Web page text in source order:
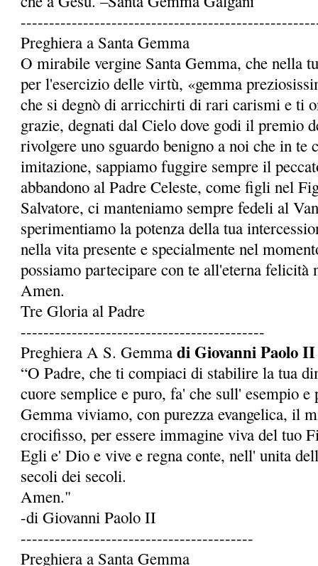
Preghiera a Santa Gemma
O mirabile vergine Santa Gemma, che nella
per l'esercizio delle virtù, «gemma
che si degnò di arricchirti di rari carismi e ti
grazie, degnati dal Cielo dove godi il premio
rivolgere uno sguardo benigno a noi che in te
imitazione, sappiamo fuggire sempre il
abbandono al Padre Celeste, come figli nel
Salvatore, ci manteniamo sempre fedeli al
sperimentiamo la potenza della tua
nella vita presente e specialmente nel
possia­mo partecipare con te all'eterna felicità
Amen.
Tre Gloria al Padre
-------------------------------------------
Preghiera A S. Gemmadi Giovanni Paolo II
“O Padre, che ti compiaci di stabilire la tua
cuore semplice e puro, fa' che sull' esempio
Gemma viviamo, con purezza evangelica, il
crocifisso, per essere immagine viva del tuo
Egli e' Dio e vive e regna conte, nell' unita
secoli dei secoli.
Amen."
-di Giovanni Paolo II
-----------------------------------------
Preghiera a Santa Gemma